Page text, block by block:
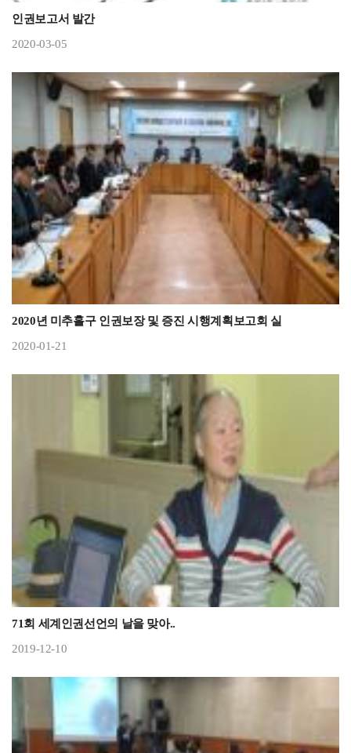
인권보고서 발간
2020-03-05
2020년 미추홀구 인권보장 및 증진 시행계획보고회 실
2020-01-21
71회 세계인권선언의 날을 맞아..
2019-12-10